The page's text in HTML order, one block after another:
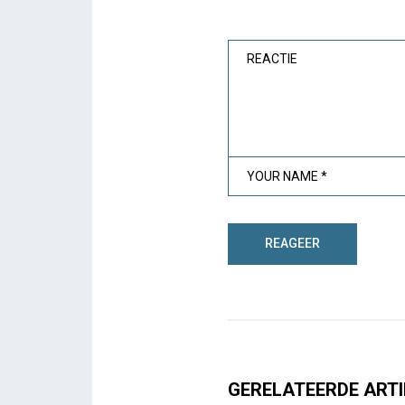
GERELATEERDE